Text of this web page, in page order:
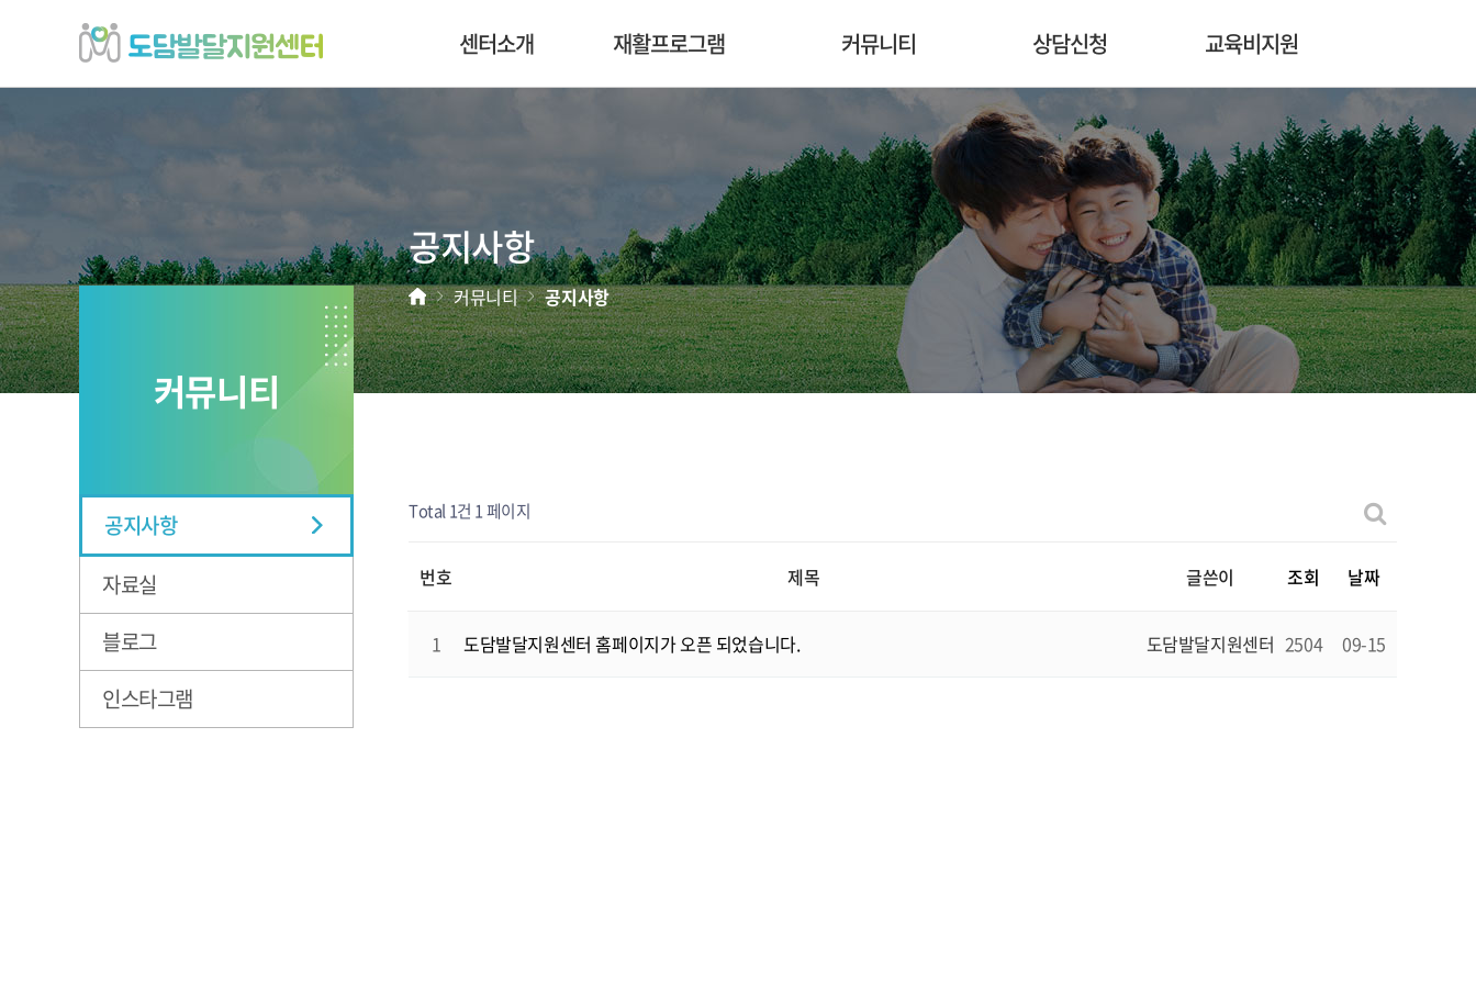
도
담
발
센터소개 재활프로그램 커뮤니티 상담신청 교육비지원
커뮤니티
공지사항
자료실
블로그
인스타그램
공지사항
홈 커뮤니티 공지사항
Total 1건 1 페이지
번호 제목 글쓴이 조회 날짜
1 도담발달지원센터 홈페이지가 오픈 되었습니다. 도담발달지원센터 2504 09-15